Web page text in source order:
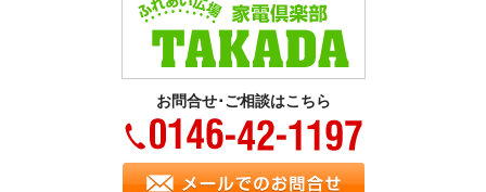
お問合せ･ご相談はこちら